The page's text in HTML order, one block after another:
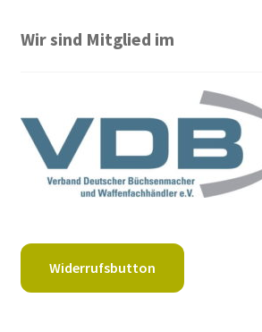
Wir sind Mitglied im
Widerrufsbutton